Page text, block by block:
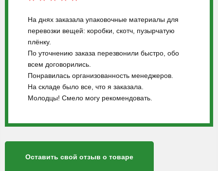
На днях заказала упаковочные материалы для
перевозки вещей: коробки, скотч, пузырчатую
плёнку.
По уточнению заказа перезвонили быстро, обо
всем договорились.
Понравилась организованность менеджеров.
На складе было все, что я заказала.
Молодцы! Смело могу рекомендовать.
Оставить свой отзыв о товаре